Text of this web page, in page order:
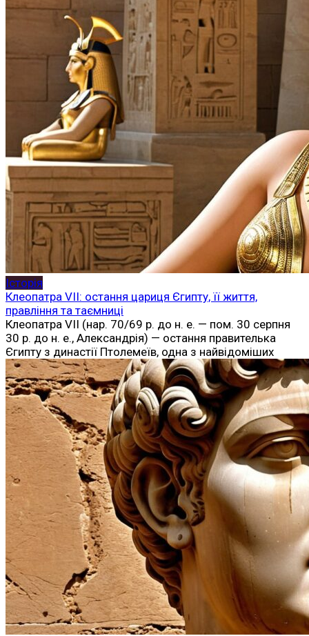
Історія
Клеопатра VII: остання цариця Єгипту, її життя,
правління та таємниці
Клеопатра VII (нар. 70/69 р. до н. е. — пом. 30 серпня
30 р. до н. е., Александрія) — остання правителька
Єгипту з династії Птолемеїв, одна з найвідоміших